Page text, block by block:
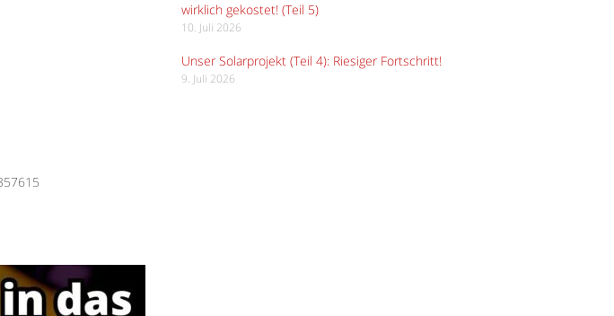
wirklich gekostet! (Teil 5)
10. Juli 2026
Unser Solarprojekt (Teil 4): Riesiger Fortschritt!
9. Juli 2026